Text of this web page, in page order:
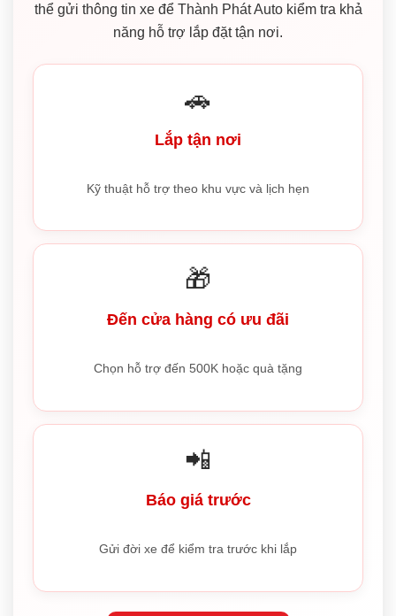
thể gửi thông tin xe để Thành Phát Auto kiểm tra khả
năng hỗ trợ lắp đặt tận nơi.
🚗
Lắp tận nơi
Kỹ thuật hỗ trợ theo khu vực và lịch hẹn
🎁
Đến cửa hàng có ưu đãi
Chọn hỗ trợ đến 500K hoặc quà tặng
📲
Báo giá trước
Gửi đời xe để kiểm tra trước khi lắp